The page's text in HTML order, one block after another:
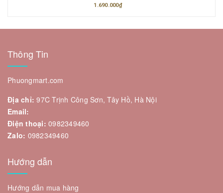
1.690.000₫
Thông Tin
Phuongmart.com
Địa chỉ: 97C Trịnh Công Sơn, Tây Hồ, Hà Nội
Email:
Điện thoại: 0982349460
Zalo: 0982349460
Hướng dẫn
Hướng dẫn mua hàng